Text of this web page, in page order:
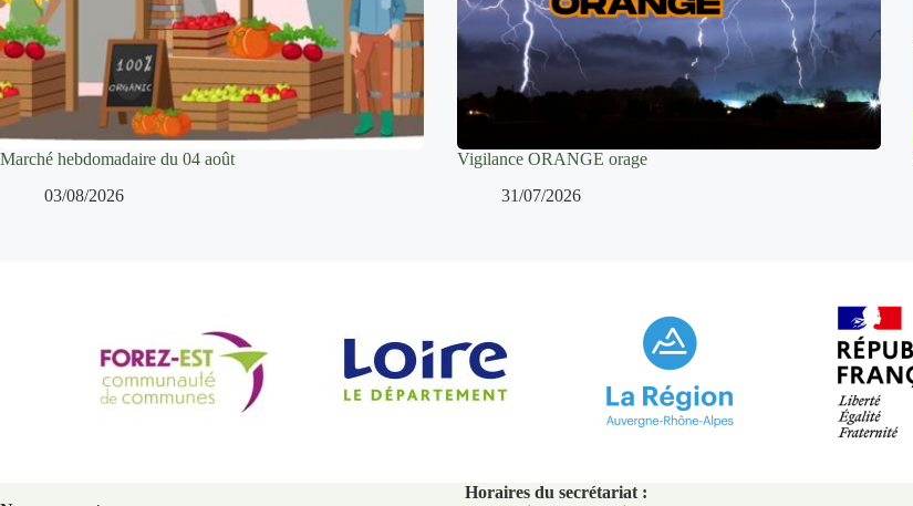
Marché hebdomadaire du 04 août
03/08/2026
Vigilance ORANGE orage
31/07/2026
Horaires du secrétariat :